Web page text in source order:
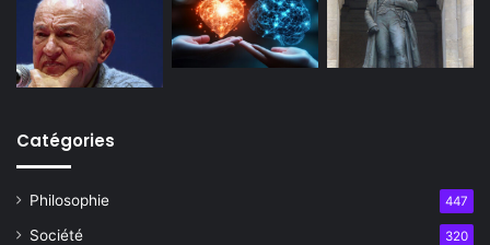
Catégories
Philosophie 447
Société 320